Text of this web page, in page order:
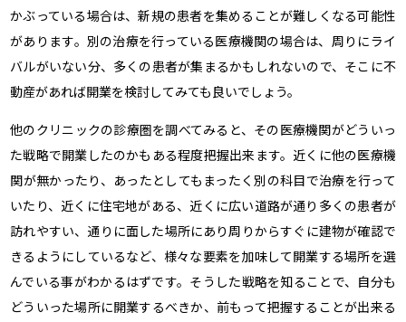
かぶっている場合は、新規の患者を集めることが難しくなる可能性
があります。別の治療を行っている医療機関の場合は、周りにライ
バルがいない分、多くの患者が集まるかもしれないので、そこに不
動産があれば開業を検討してみても良いでしょう。
他のクリニックの診療圏を調べてみると、その医療機関がどういっ
た戦略で開業したのかもある程度把握出来ます。近くに他の医療機
関が無かったり、あったとしてもまったく別の科目で治療を行って
いたり、近くに住宅地がある、近くに広い道路が通り多くの患者が
訪れやすい、通りに面した場所にあり周りからすぐに建物が確認で
きるようにしているなど、様々な要素を加味して開業する場所を選
んでいる事がわかるはずです。そうした戦略を知ることで、自分も
どういった場所に開業するべきか、前もって把握することが出来る